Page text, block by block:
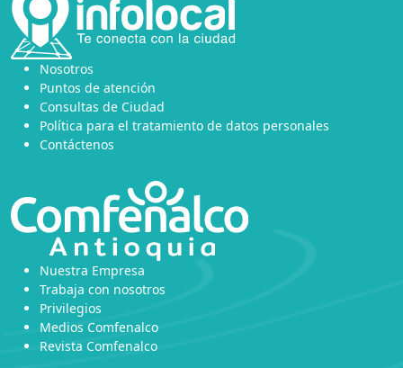
Nosotros
Puntos de atención
Consultas de Ciudad
Política para el tratamiento de datos personales
Contáctenos
Nuestra Empresa
Trabaja con nosotros
Privilegios
Medios Comfenalco
Revista Comfenalco